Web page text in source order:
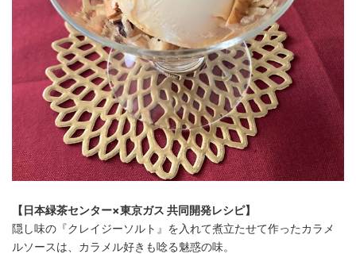
【日本緑茶センター×東京ガス 共同開発レシピ】
隠し味の『クレイジーソルト』を入れて煮立たせて作ったカラメ
ルソースは、カラメル好きも唸る魅惑の味。